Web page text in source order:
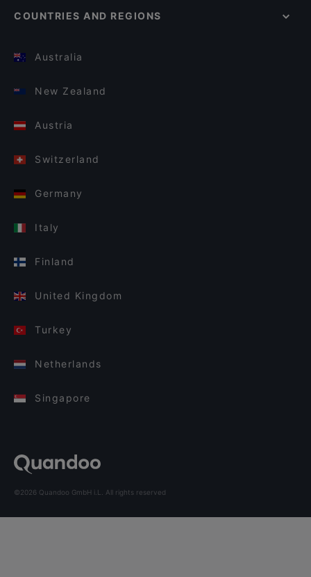
COUNTRIES AND REGIONS
Australia
New Zealand
Austria
Switzerland
Germany
Italy
Finland
United Kingdom
Turkey
Netherlands
Singapore
©2026 Quandoo GmbH i.L. All rights reserved